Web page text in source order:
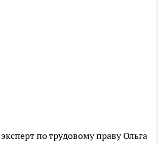
по трудовому праву Ольга